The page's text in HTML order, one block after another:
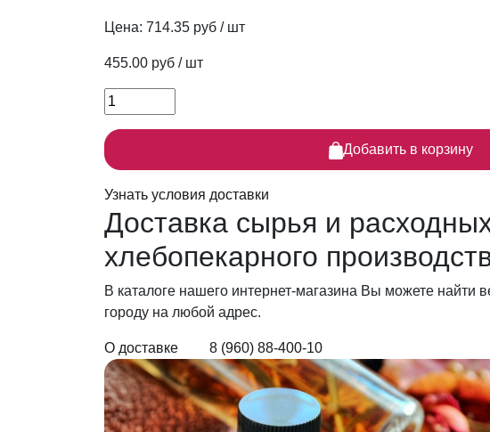
Цена: 714.35 руб / шт
455.00 руб / шт
Добавить в корзину
Узнать условия доставки
Доставка сырья и
хлебопекарного
В каталоге нашего интернет-магазина Вы можете найти
городу на любой адрес.
О доставке 8 (960) 88-400-10